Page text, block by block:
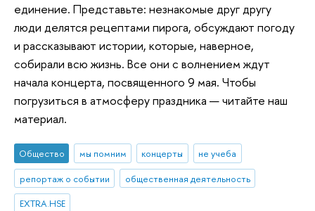
единение. Представьте: незнакомые друг другу
люди делятся рецептами пирога, обсуждают погоду
и рассказывают истории, которые, наверное,
собирали всю жизнь. Все они с волнением ждут
начала концерта, посвященного 9 мая. Чтобы
погрузиться в атмосферу праздника — читайте наш
материал.
Общество мы помним концерты
не учеба
репортаж о событии
общественная деятельность
EXTRA.HSE